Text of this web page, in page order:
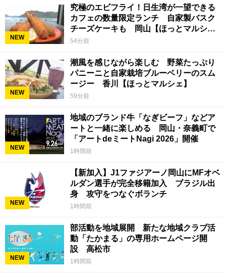
NEW
究極のエビフライ！日生湾が一望できる
カフェの数量限定ランチ 自家製バスク
チーズケーキも 岡山【ほっとマルシ
ェ】
54分前
NEW
潮風を感じながら楽しむ 野菜たっぷり
パニーニと自家栽培ブルーベリーのスム
ージー 香川【ほっとマルシェ】
59分前
NEW
地域のブランド牛「なぎビーフ」などア
ートと一緒に楽しめる 岡山・奈義町で
「アートdeミートNagi 2026」開催
1時間前
NEW
【新加入】J1ファジアーノ岡山にMFオベ
ルダン選手が完全移籍加入 ブラジル出
身 攻守をつなぐボランチ
1時間前
NEW
部活動を地域展開 新たな地域クラブ活
動「たかまる」の専用ホームページ開
設 高松市
1時間前